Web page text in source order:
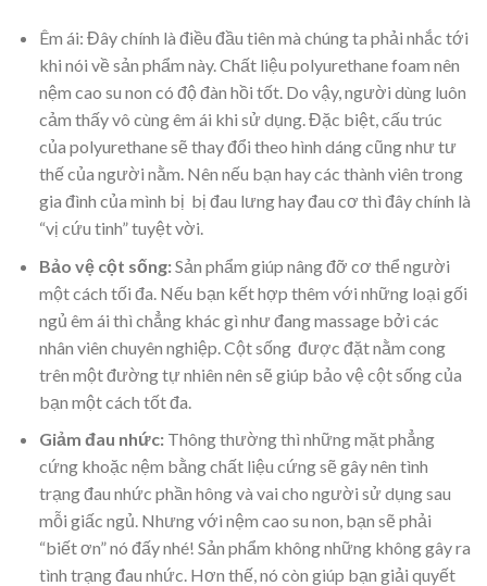
Êm ái: Đây chính là điều đầu tiên mà chúng ta phải nhắc tới
khi nói về sản phẩm này. Chất liệu polyurethane foam nên
nệm cao su non có độ đàn hồi tốt. Do vậy, người dùng luôn
cảm thấy vô cùng êm ái khi sử dụng. Đặc biệt, cấu trúc
của polyurethane sẽ thay đổi theo hình dáng cũng như tư
thế của người nằm. Nên nếu bạn hay các thành viên trong
gia đình của mình bị bị đau lưng hay đau cơ thì đây chính là
“vị cứu tinh” tuyệt vời.
Bảo vệ cột sống:Sản phẩm giúp nâng đỡ cơ thể người
một cách tối đa. Nếu bạn kết hợp thêm với những loại gối
ngủ êm ái thì chẳng khác gì như đang massage bởi các
nhân viên chuyên nghiệp. Cột sống được đặt nằm cong
trên một đường tự nhiên nên sẽ giúp bảo vệ cột sống của
bạn một cách tốt đa.
Giảm đau nhức:Thông thường thì những mặt phẳng
cứng khoặc nệm bằng chất liệu cứng sẽ gây nên tình
trạng đau nhức phần hông và vai cho người sử dụng sau
mỗi giấc ngủ. Nhưng với nệm cao su non, bạn sẽ phải
“biết ơn” nó đấy nhé! Sản phẩm không những không gây ra
tình trạng đau nhức. Hơn thế, nó còn giúp bạn giải quyết